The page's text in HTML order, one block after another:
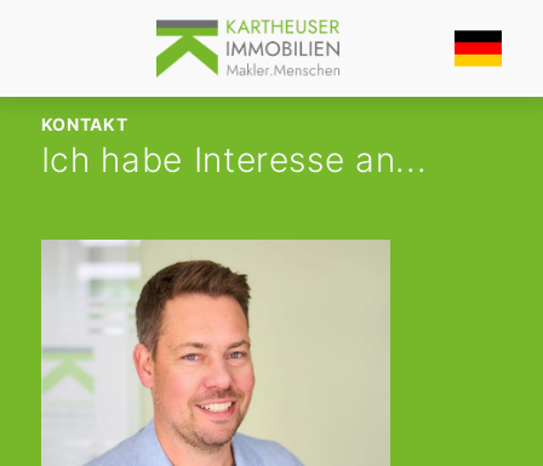
KONTAKT
Ich habe Interesse an...